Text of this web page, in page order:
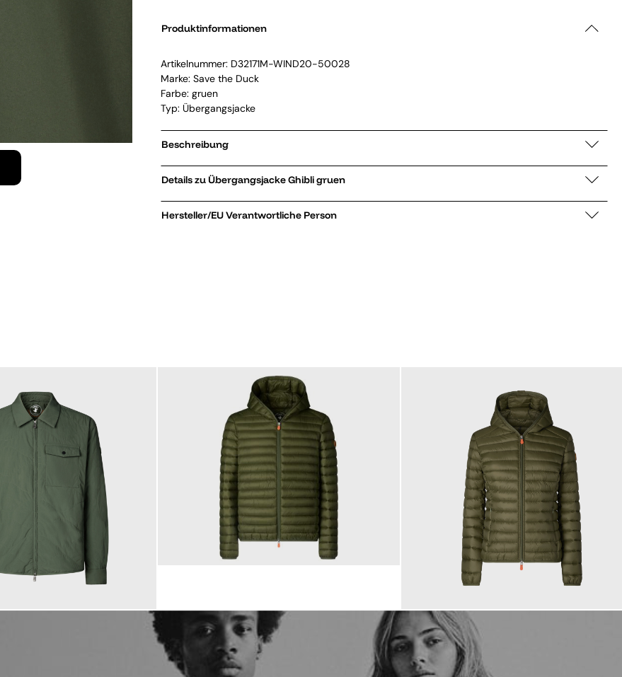
Produktinformationen
Artikelnummer: D32171M-WIND20-50028
Marke: Save the Duck
Farbe: gruen
Typ: Übergangsjacke
Beschreibung
Details zu Übergangsjacke Ghibli gruen
Hersteller/EU Verantwortliche Person
179,00 €
179,00 €